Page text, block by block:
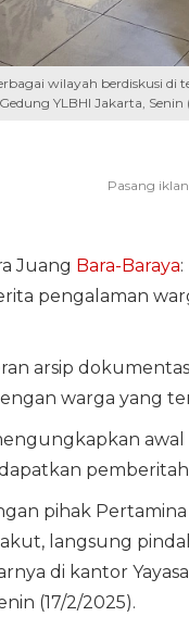
wilayah berdiskusi di
YLBHI Jakarta,
Juang Bara-Baraya
pengalaman
arsip
warga yang
pihak
langsung
di kantor
(17/2/2025).